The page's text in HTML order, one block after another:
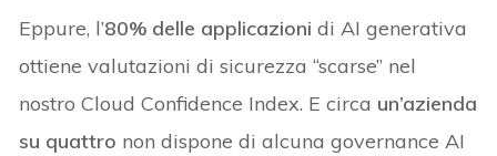
Eppure, l’80% delle applicazioni di AI generativa
ottiene valutazioni di sicurezza “scarse” nel
nostro Cloud Confidence Index. E circa un’azienda
su quattro non dispone di alcuna governance AI